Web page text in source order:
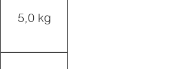
5,0 kg